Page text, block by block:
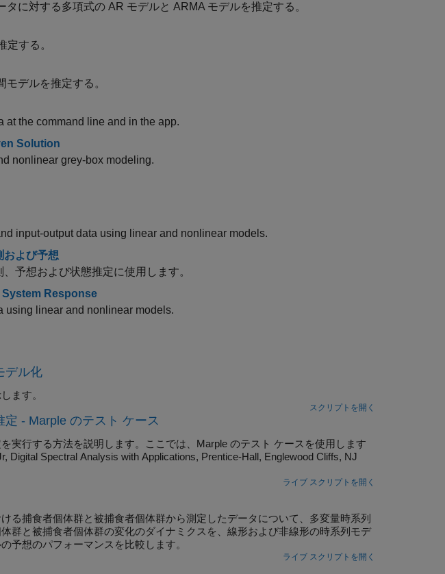
に対する多項式の AR モデルと ARMA モデルを推定する。
定する。
デルを推定する。
at the command line and in the app.
Solution
nonlinear grey-box modeling.
input-output data using linear and nonlinear models.
および予想
予想および状態推定に使用します。
Response
using linear and nonlinear models.
デル化
ます。
スクリプトを開く
- Marple のテスト ケース
実行する方法を説明します。ここでは、Marple のテスト ケースを使用します
Digital Spectral Analysis with Applications, Prentice-Hall, Englewood Cliffs, NJ
ライブ スクリプトを開く
る捕食者個体群と被捕食者個体群から測定したデータについて、多変量時系列
群と被捕食者個体群の変化のダイナミクスを、線形および非線形の時系列モデ
予想のパフォーマンスを比較します。
ライブ スクリプトを開く